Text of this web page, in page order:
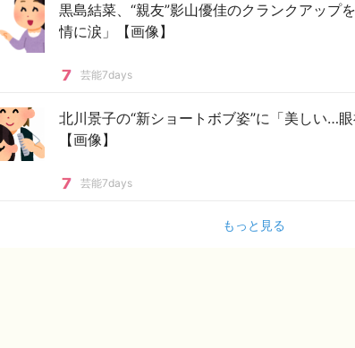
黒島結菜、“親友”影山優佳のクランクアップ
情に涙」【画像】
芸能7days
北川景子の“新ショートボブ姿”に「美しい…
【画像】
芸能7days
もっと見る